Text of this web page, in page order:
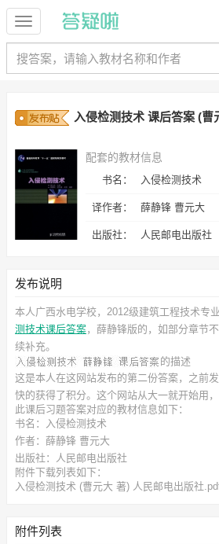
入侵检测技术 课后答案 (曹
配套的教材信息
书名： 入侵检测技术
译作者： 薛静锋 曹元大
出版社： 人民邮电出版社
发布说明
本人广西水电学校，2012级建筑工程技术专
测技术课后答案，薛静锋版的，如部分章节
续补充。
的描述
这是本人在这网站发布的第二份答案，之前
快的获得了积分。这个网站从大一就开始用，
此课后习题答案对应的教材信息如下：
书名：入侵检测技术
作者：薛静锋 曹元大
出版社：人民邮电出版社
附件下载列表如下：
入侵检测技术 (曹元大 著) 人民邮电出版社
附件列表